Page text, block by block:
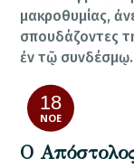
μακροθυμίας,
σπουδάζοντες
ἐν τῷ
18
ΝΟΈ
Ο